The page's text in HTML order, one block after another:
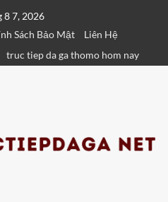
8 7, 2026
Sách Bảo Mật
Liên Hệ
truc tiep da ga thomo hom nay